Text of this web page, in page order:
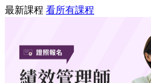
最新課程 看所有課程